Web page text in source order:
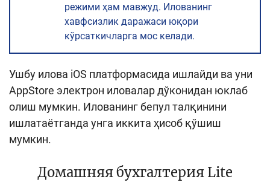
режими ҳам мавжуд. Илованинг
хавфсизлик даражаси юқори
кўрсаткичларга мос келади.
Ушбу илова iOS платформасида ишлайди ва уни
AppStore электрон иловалар дўконидан юклаб
олиш мумкин. Илованинг бепул талқинини
ишлатаётганда унга иккита ҳисоб қўшиш
мумкин.
Домашняя бухгалтерия Lite